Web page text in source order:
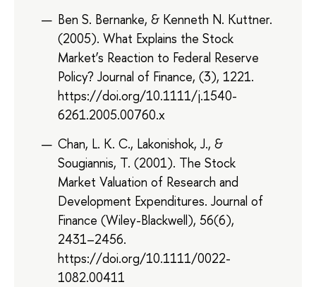
Ben S. Bernanke, & Kenneth N. Kuttner.
(2005). What Explains the Stock
Market’s Reaction to Federal Reserve
Policy? Journal of Finance, (3), 1221.
https://doi.org/10.1111/j.1540-
6261.2005.00760.x
Chan, L. K. C., Lakonishok, J., &
Sougiannis, T. (2001). The Stock
Market Valuation of Research and
Development Expenditures. Journal of
Finance (Wiley-Blackwell), 56(6),
2431–2456.
https://doi.org/10.1111/0022-
1082.00411